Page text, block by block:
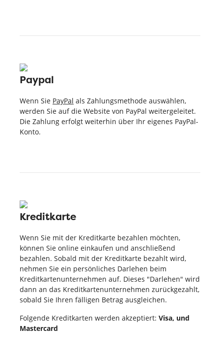
Paypal
Wenn Sie PayPal als Zahlungsmethode auswählen,
werden Sie auf die Website von PayPal weitergeleitet.
Die Zahlung erfolgt weiterhin über Ihr eigenes PayPal-
Konto.
Kreditkarte
Wenn Sie mit der Kreditkarte bezahlen möchten,
können Sie online einkaufen und anschließend
bezahlen. Sobald mit der Kreditkarte bezahlt wird,
nehmen Sie ein persönliches Darlehen beim
Kreditkartenunternehmen auf. Dieses "Darlehen" wird
dann an das Kreditkartenunternehmen zurückgezahlt,
sobald Sie Ihren fälligen Betrag ausgleichen.
Folgende Kreditkarten werden akzeptiert: Visa, und
Mastercard